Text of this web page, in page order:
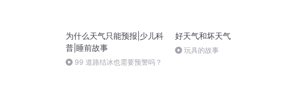
为什么天气只能预报|少儿科
普|睡前故事
99 道路结冰也需要预警吗？
好天气和坏天气
玩具的故事